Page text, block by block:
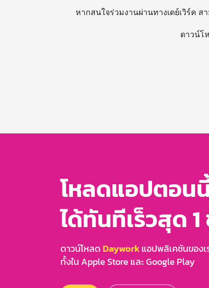
หากสนใจร่วมงานผ่านทางเดย์เวิร์ค
ดาวน์โ
โหลดแอปตอน
ได้ทันทีเร็วสุด 1
ดาวน์โหลด Dayworkแอปพลิเคชันของเ
ทั้งใน Apple Store และ Google Play